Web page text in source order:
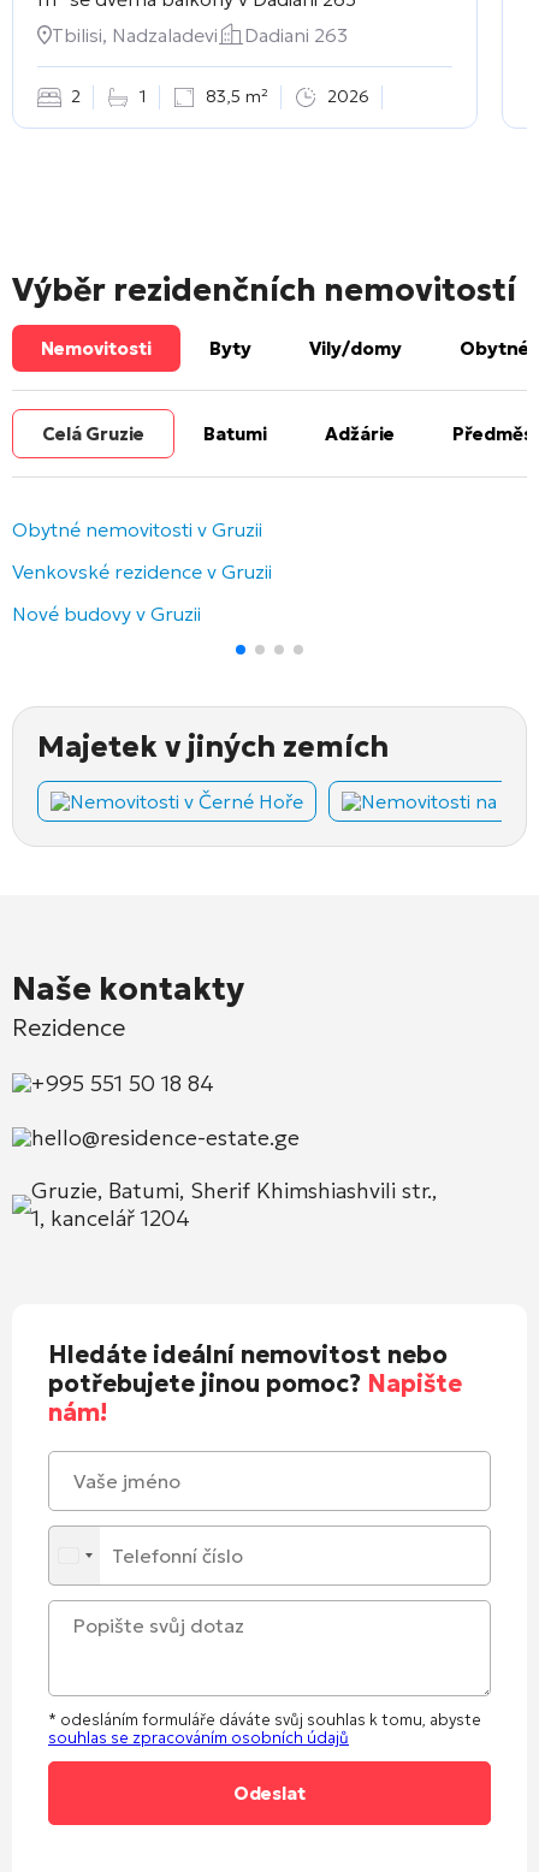
Tbilisi, Nadzaladevi
Dadiani 263
2 1 83,5 m² 2026
Výběr rezidenčních nemovitostí
Nemovitosti Byty Vily/domy Obytné
Celá Gruzie Batumi Adžárie
Obytné nemovitosti v Gruzii
Venkovské rezidence v Gruzii
Nové budovy v Gruzii
Majetek v jiných zemích
Nemovitosti v Černé Hoře Nemovitosti na
Naše kontakty
Rezidence
+995 551 50 18 84
hello@residence-estate.ge
Gruzie, Batumi, Sherif Khimshiashvili str.,
1, kancelář 1204
Hledáte ideální nemovitost nebo
potřebujete jinou pomoc? Napište
nám!
* odesláním formuláře dáváte svůj souhlas k tomu, abyste
souhlas se zpracováním osobních údajů